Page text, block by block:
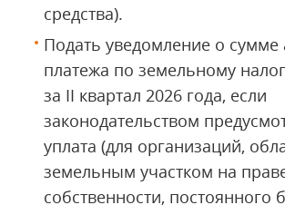
средства).
Подать уведомление о сумме
платежа по земельному
за II квартал 2026 года, если
законодательством
уплата (для организаций,
земельным участком на
собственности, постоянного